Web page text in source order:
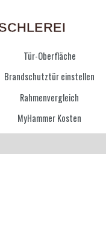
Tür-Oberfläche
Brandschutztür einstellen
Rahmenvergleich
MyHammer Kosten